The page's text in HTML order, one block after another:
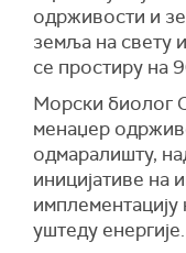
одрживости и
земља на свету
се простиру на
Морски биолог
менаџер
одмаралишту,
иницијативе на
имплементацију
уштеду енергије.